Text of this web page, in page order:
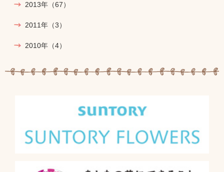
2013年 （67）
2011年 （3）
2010年 （4）